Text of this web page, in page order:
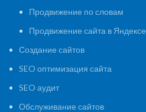
Продвижение по словам
Продвижение сайта в Яндексе
Создание сайтов
SEO оптимизация сайта
SEO аудит
Обслуживание сайтов